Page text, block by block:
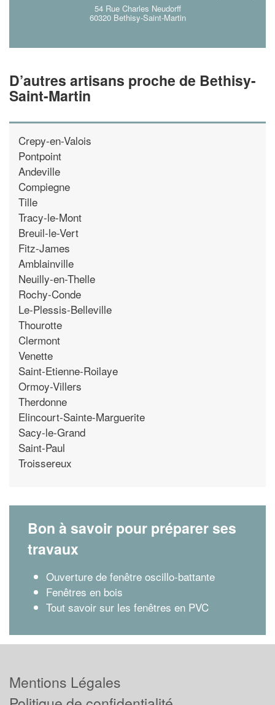
54 Rue Charles Neudorff
60320 Bethisy-Saint-Martin
D’autres artisans proche de Bethisy-
Saint-Martin
Crepy-en-Valois
Pontpoint
Andeville
Compiegne
Tille
Tracy-le-Mont
Breuil-le-Vert
Fitz-James
Amblainville
Neuilly-en-Thelle
Rochy-Conde
Le-Plessis-Belleville
Thourotte
Clermont
Venette
Saint-Etienne-Roilaye
Ormoy-Villers
Therdonne
Elincourt-Sainte-Marguerite
Sacy-le-Grand
Saint-Paul
Troissereux
Bon à savoir pour préparer ses
travaux
Ouverture de fenêtre oscillo-battante
Fenêtres en bois
Tout savoir sur les fenêtres en PVC
Mentions Légales